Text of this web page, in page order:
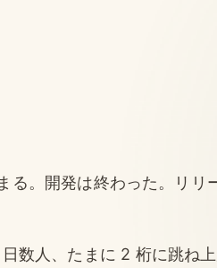
る。開発は終わった。リリ
数人、たまに 2 桁に跳ね